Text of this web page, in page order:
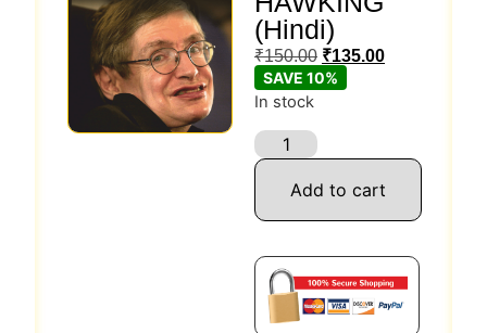
(Hindi)
₹150.00 ₹135.00
SAVE 10%
In stock
Add to cart